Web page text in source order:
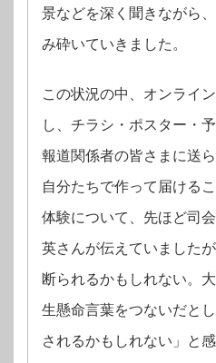
景などを深く聞きながら
み砕いていきました。
この状況の中、オンライ
し、チラシ・ポスター・
報道関係者の皆さまに送
自分たちで作って届ける
体験について、先ほど司
英さんが伝えていました
断られるかもしれない。
生懸命言葉をつないだと
されるかもしれない」と